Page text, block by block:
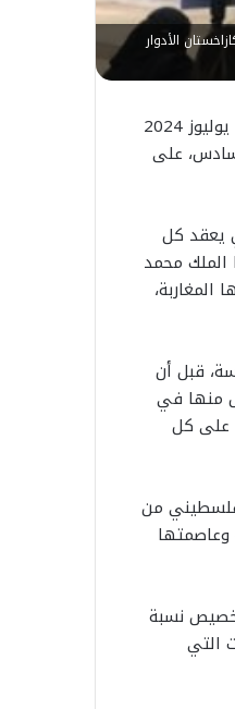
يوم الإثنين 22 يوليوز 2024 بأستانا، عاصمة كازاخستان الأدوار
أبرز المدير المُكلف بتسيير وكالة بيت مال القدس الشريف، محمد سالم الشرقاوي يوم الإثنين 22 يوليوز 2024
على
الدوري، الذي يعقد كل
الملك محمد
قبل أن
منها في
على كل
من
نسبة
التي